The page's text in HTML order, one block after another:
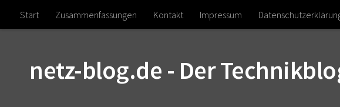
Zum Inhalt springen
Start Zusammenfassungen Kontakt Impressum
netz-blog.de - Der